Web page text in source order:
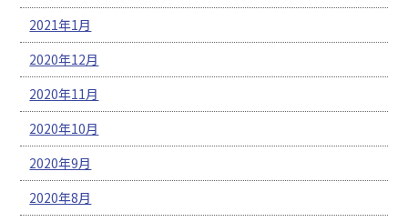
2021年1月
2020年12月
2020年11月
2020年10月
2020年9月
2020年8月